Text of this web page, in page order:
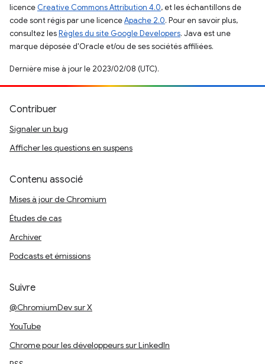
licence Creative Commons Attribution 4.0, et les échantillons de
code sont régis par une licenceApache 2.0. Pour en savoir plus,
consultez lesRègles du site Google Developers. Java est une
marque déposée d'Oracle et/ou de ses sociétés affiliées.
Dernière mise à jour le 2023/02/08 (UTC).
Contribuer
Signaler un bug
Afficher les questions en suspens
Contenu associé
Mises à jour de Chromium
Études de cas
Archiver
Podcasts et émissions
Suivre
@ChromiumDev sur X
YouTube
Chrome pour les développeurs sur LinkedIn